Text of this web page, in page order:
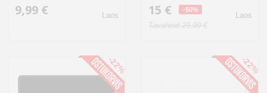
9,99 € Laos 15 € -50%
Tavahind 29,99 €
Laos
-22% -22%